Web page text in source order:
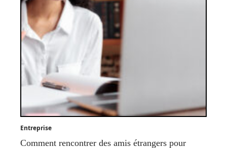
Entreprise
Comment rencontrer des amis étrangers pour